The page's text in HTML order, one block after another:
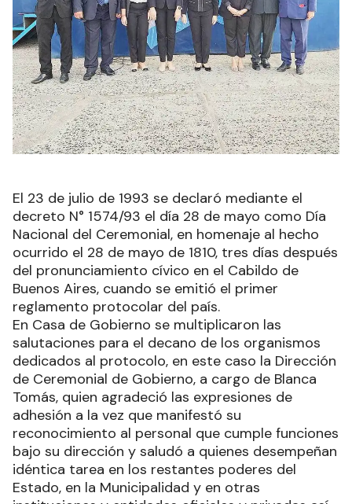
El 23 de julio de 1993 se declaró mediante el
decreto N° 1574/93 el día 28 de mayo como Día
Nacional del Ceremonial, en homenaje al hecho
ocurrido el 28 de mayo de 1810, tres días después
del pronunciamiento cívico en el Cabildo de
Buenos Aires, cuando se emitió el primer
reglamento protocolar del país.
En Casa de Gobierno se multiplicaron las
salutaciones para el decano de los organismos
dedicados al protocolo, en este caso la Dirección
de Ceremonial de Gobierno, a cargo de Blanca
Tomás, quien agradeció las expresiones de
adhesión a la vez que manifestó su
reconocimiento al personal que cumple funciones
bajo su dirección y saludó a quienes desempeñan
idéntica tarea en los restantes poderes del
Estado, en la Municipalidad y en otras